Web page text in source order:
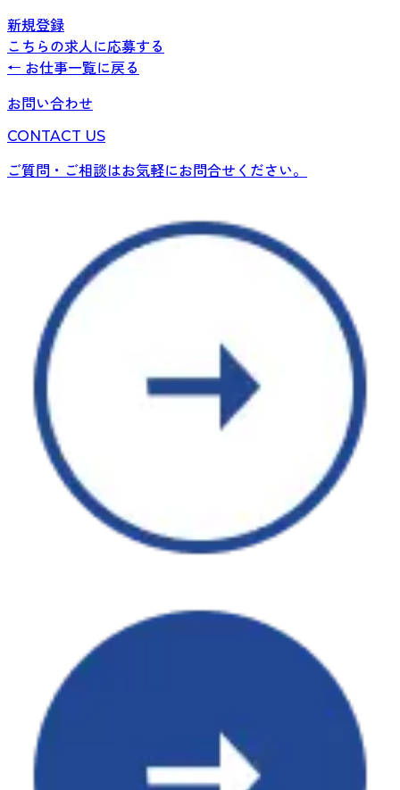
新規登録
こちらの求人に応募する
← お仕事一覧に戻る
お問い合わせ
CONTACT US
ご質問・ご相談はお気軽にお問合せください。